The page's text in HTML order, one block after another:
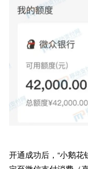
开通成功后，“小鹅